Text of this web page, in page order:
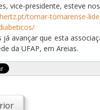
vice-presidente, esteve
tomar-tomarense-
já avançar que esta
da UFAP, em Areias.